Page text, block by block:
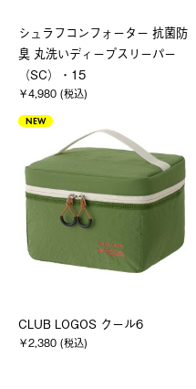
シュラフコンフォーター 抗菌防
臭 丸洗いディープスリーパー
（SC）・15
￥4,980 (税込)
NEW
CLUB LOGOS クール6
￥2,380 (税込)